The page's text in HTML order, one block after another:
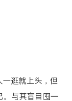
逛就上头，但
。与其盲目囤一